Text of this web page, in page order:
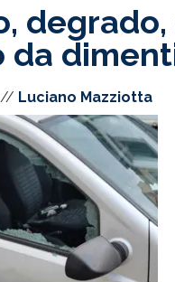
da
// Luciano Mazziotta